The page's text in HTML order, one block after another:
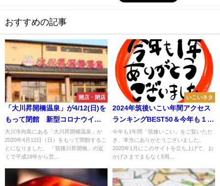
おすすめの記事
開店・閉店
「大川昇開橋温泉」が4/12(日)を
もって閉館 新型コロナウイル
スの影響
大川市向島にある「大川昇開橋温泉」が
2020年4月12日（日）をもって閉館するこ
とになりました。 「筑後川昇開橋」の近
くで平成19年から営...
いこいネタ
2024年筑後いこい年間アクセス
ランキングBEST50＆今年も１年
たいへんお世話になりました！
今年も1年間「筑後いこい」をご覧いただ
き、本当にありがとうございました。
2020年1月にこのサイトを立ち上げて、お
かげさまでまもなく5周...